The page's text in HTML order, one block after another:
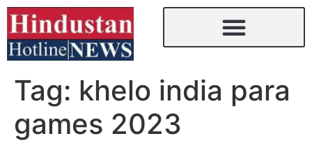
Tag: khelo india para
games 2023